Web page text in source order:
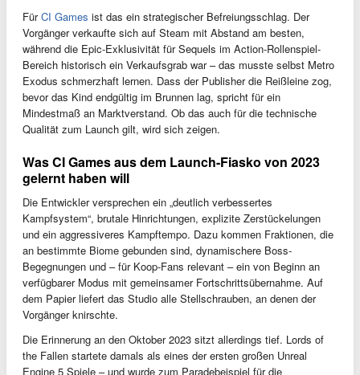
FürCI Games ist das ein strategischer Befreiungsschlag. Der
Vorgänger verkaufte sich auf Steam mit Abstand am besten,
während die Epic-Exklusivität für Sequels im Action-Rollenspiel-
Bereich historisch ein Verkaufsgrab war – das musste selbst Metro
Exodus schmerzhaft lernen. Dass der Publisher die Reißleine zog,
bevor das Kind endgültig im Brunnen lag, spricht für ein
Mindestmaß an Marktverstand. Ob das auch für die technische
Qualität zum Launch gilt, wird sich zeigen.
Was CI Games aus dem Launch-Fiasko von 2023
gelernt haben will
Die Entwickler versprechen ein „deutlich verbessertes
Kampfsystem“, brutale Hinrichtungen, explizite Zerstückelungen
und ein aggressiveres Kampftempo. Dazu kommen Fraktionen, die
an bestimmte Biome gebunden sind, dynamischere Boss-
Begegnungen und – für Koop-Fans relevant – ein von Beginn an
verfügbarer Modus mit gemeinsamer Fortschrittsübernahme. Auf
dem Papier liefert das Studio alle Stellschrauben, an denen der
Vorgänger knirschte.
Die Erinnerung an den Oktober 2023 sitzt allerdings tief. Lords of
the Fallen startete damals als eines der ersten großen Unreal
Engine 5 Spiele – und wurde zum Paradebeispiel für die